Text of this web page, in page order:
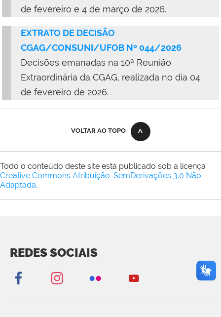
de fevereiro e 4 de março de 2026.
EXTRATO DE DECISÃO
CGAG/CONSUNI/UFOB Nº 044/2026
Decisões emanadas na 10ª Reunião
Extraordinária da CGAG, realizada no dia 04
de fevereiro de 2026.
VOLTAR AO TOPO
Todo o conteúdo deste site está publicado sob a licença
Creative Commons Atribuição-SemDerivações 3.0 Não
Adaptada.
REDES SOCIAIS